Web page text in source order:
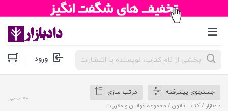
جستجوی
محصولات ورود
جستجوی پیشرفته
مرتب سازی
دادبازار /کتاب قانون / مجموعه قوانین و مقررات
43 محصول